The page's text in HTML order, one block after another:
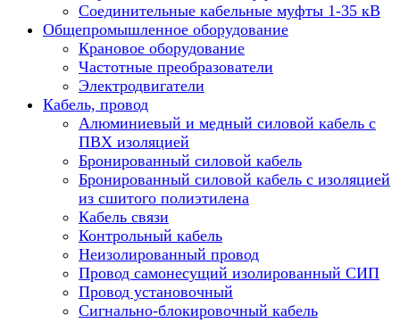
Соединительные кабельные муфты 1-35 кВ
Общепромышленное оборудование
Крановое оборудование
Частотные преобразователи
Электродвигатели
Кабель, провод
Алюминиевый и медный силовой кабель с
ПВХ изоляцией
Бронированный силовой кабель
Бронированный силовой кабель с изоляцией
из сшитого полиэтилена
Кабель связи
Контрольный кабель
Неизолированный провод
Провод самонесущий изолированный СИП
Провод установочный
Сигнально-блокировочный кабель